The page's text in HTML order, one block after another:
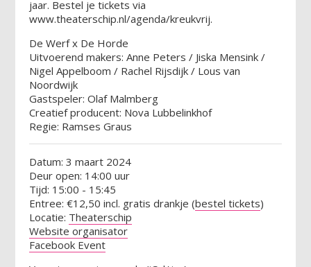
jaar. Bestel je tickets via
www.theaterschip.nl/agenda/kreukvrij.
De Werf x De Horde
Uitvoerend makers: Anne Peters / Jiska Mensink /
Nigel Appelboom / Rachel Rijsdijk / Lous van
Noordwijk
Gastspeler: Olaf Malmberg
Creatief producent: Nova Lubbelinkhof
Regie: Ramses Graus
Datum: 3 maart 2024
Deur open: 14:00 uur
Tijd: 15:00 - 15:45
Entree: €12,50 incl. gratis drankje (bestel tickets)
Locatie: Theaterschip
Website organisator
Facebook Event